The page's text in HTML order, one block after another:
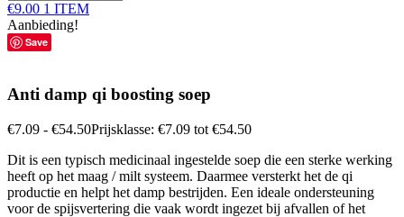
€9.00 1 ITEM
Aanbieding!
Save
Anti damp qi boosting soep
€7.09 - €54.50Prijsklasse: €7.09 tot €54.50
Dit is een typisch medicinaal ingestelde soep die een sterke werking
heeft op het maag / milt systeem. Daarmee versterkt het de qi
productie en helpt het damp bestrijden. Een ideale ondersteuning
voor de spijsvertering die vaak wordt ingezet bij afvallen of het